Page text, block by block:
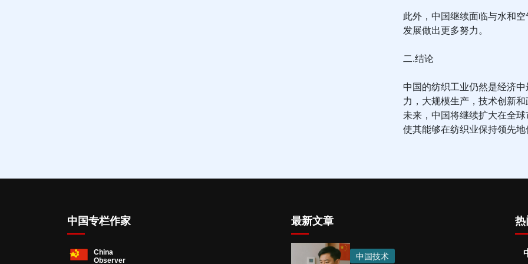
此外，中国继续面临与水和
发展做出更多努力。
二.结论
中国的纺织工业仍然是经济
力，大规模生产，技术创新
未来，中国将继续扩大在全
使其能够在纺织业保持领先
中国专栏作家 最新文章
中国技术